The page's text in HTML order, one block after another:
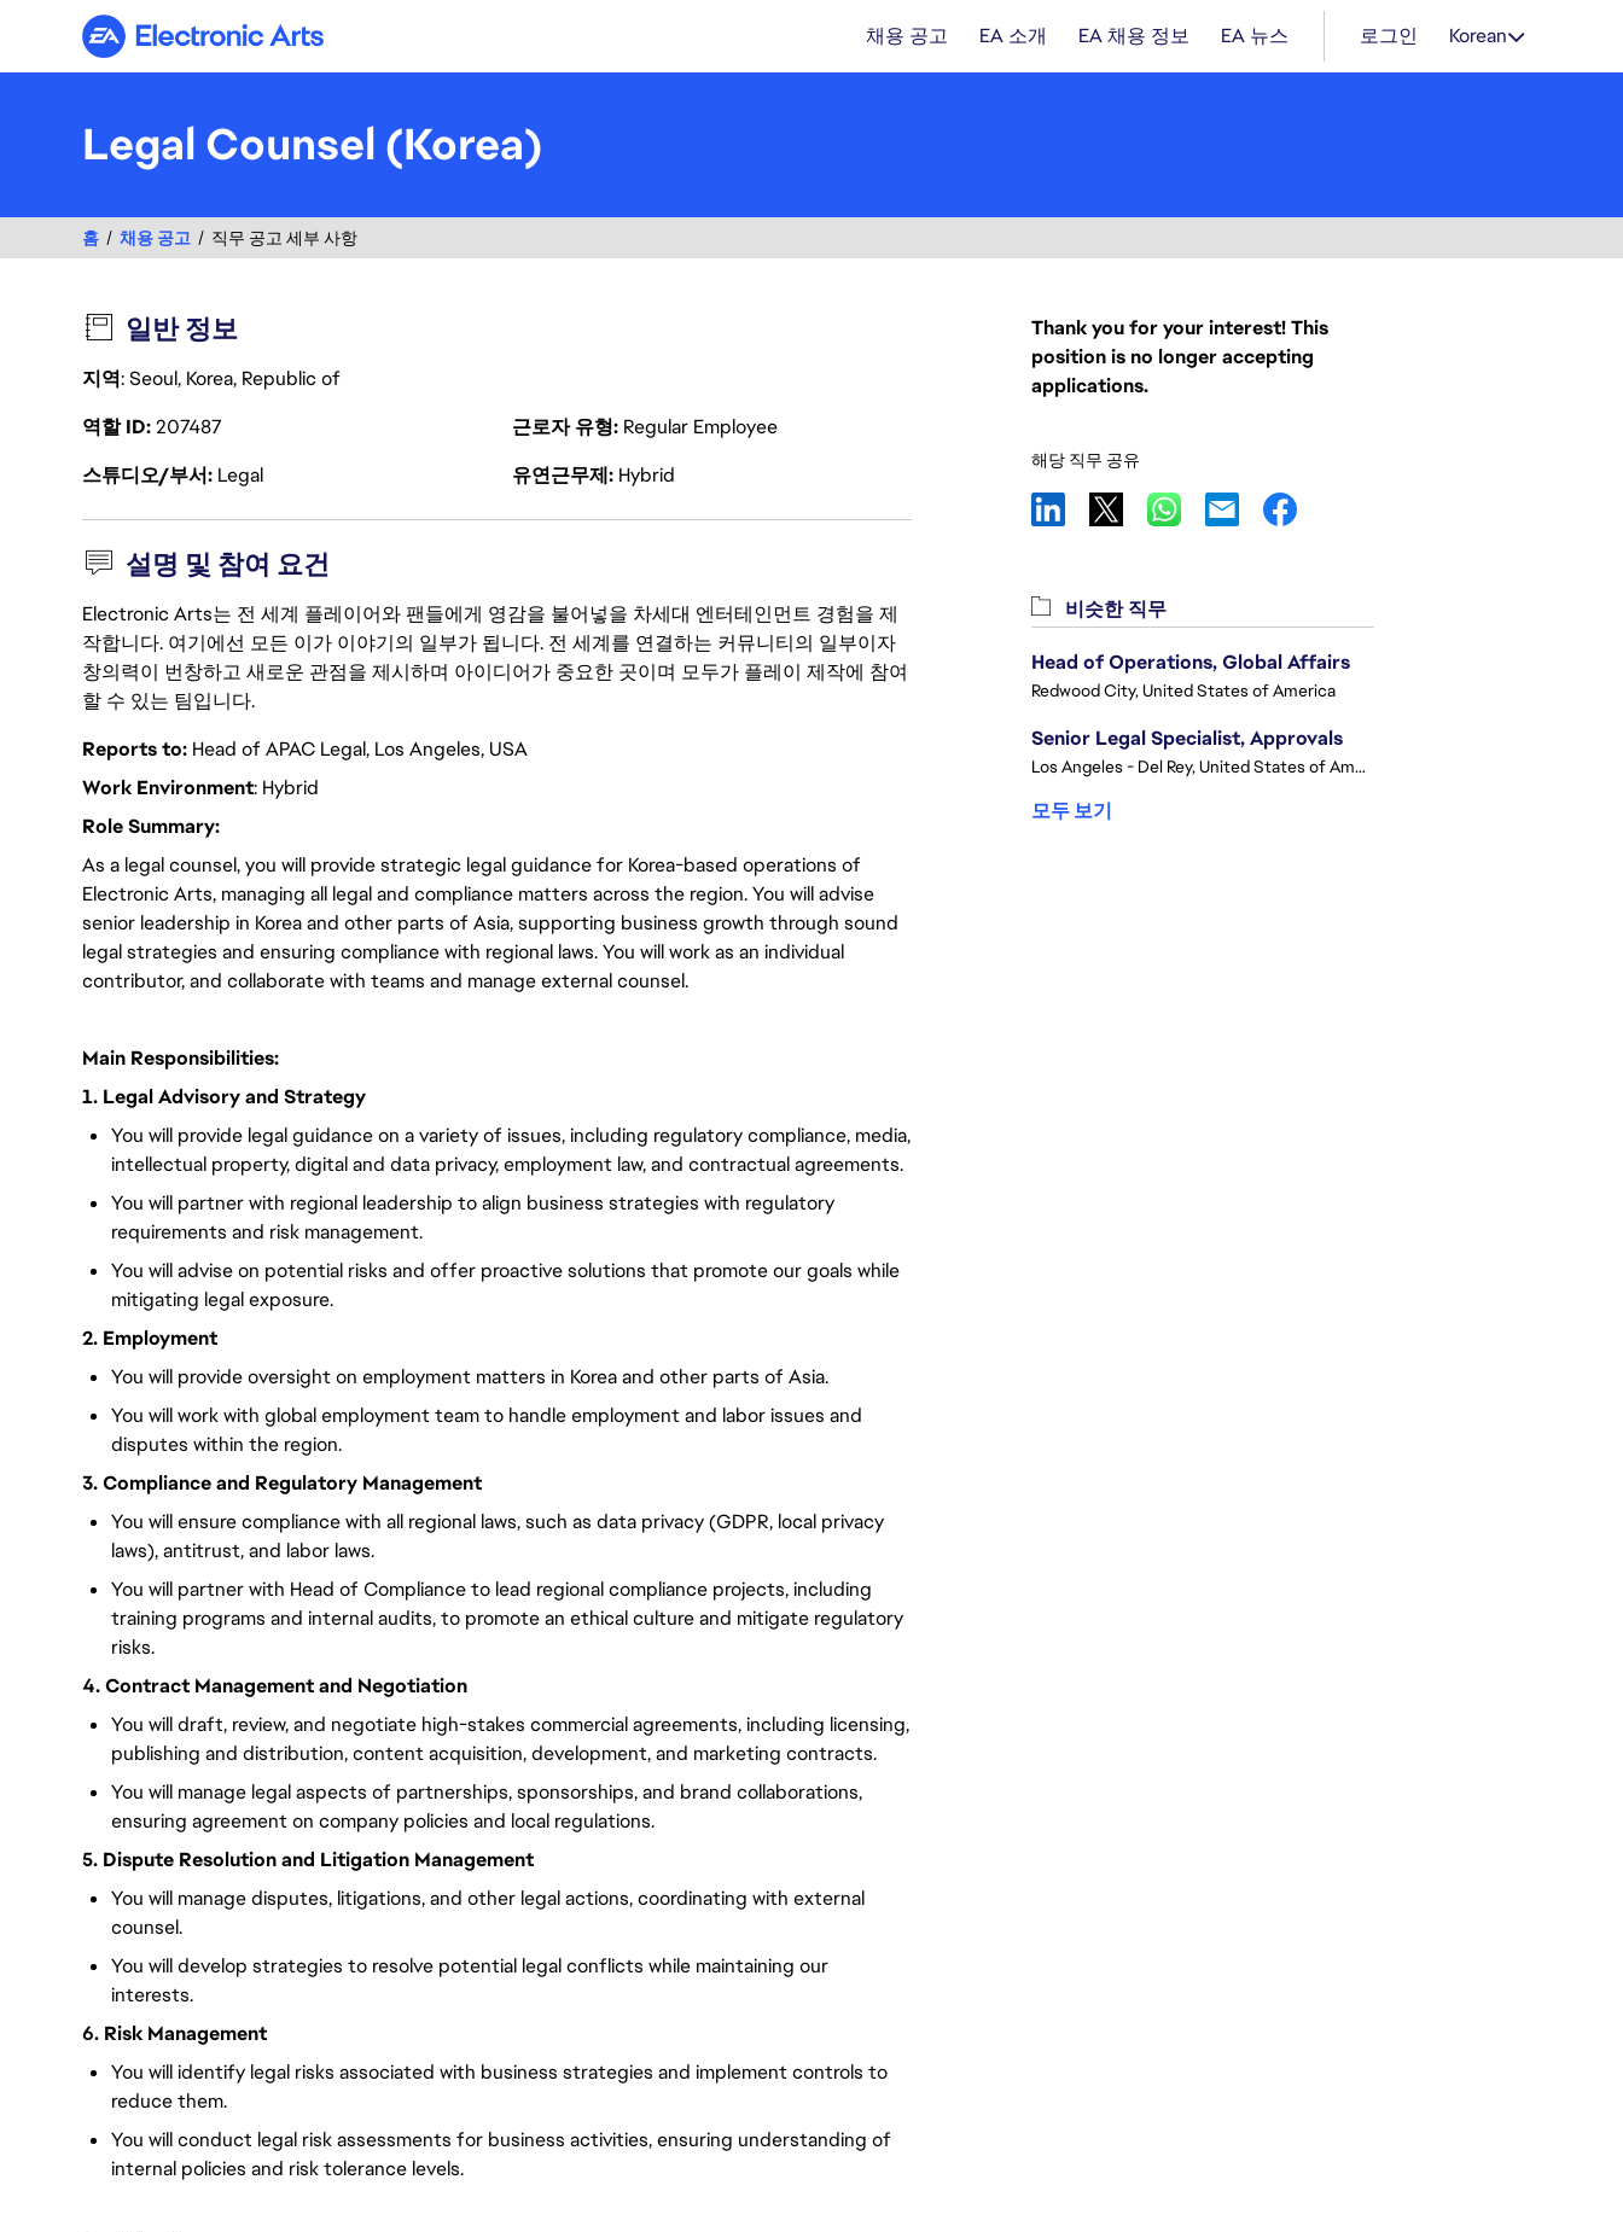
Electronic Arts 채용 공고 EA 소개 EA 채용 정보 EA 뉴스 로그인 Korean
Legal Counsel (Korea)
홈 채용 공고 직무 공고 세부 사항
일반 정보
지역: Seoul, Korea, Republic of
역할 ID207487 근로자 유형 Regular Employee
스튜디오/부서 Legal 유연근무제 Hybrid
설명 및 참여 요건
Electronic Arts는 전 세계 플레이어와 팬들에게 영감을 불어넣을 차세대 엔터테인먼트 경험을 제
작합니다. 여기에선 모든 이가 이야기의 일부가 됩니다. 전 세계를 연결하는 커뮤니티의 일부이자
창의력이 번창하고 새로운 관점을 제시하며 아이디어가 중요한 곳이며 모두가 플레이 제작에 참여
할 수 있는 팀입니다.
Reports to: Head of APAC Legal, Los Angeles, USA
Work Environment: Hybrid
Role Summary:
As a legal counsel, you will provide strategic legal guidance for Korea-based operations of
Electronic Arts, managing all legal and compliance matters across the region. You will advise
senior leadership in Korea and other parts of Asia, supporting business growth through sound
legal strategies and ensuring compliance with regional laws. You will work as an individual
contributor, and collaborate with teams and manage external counsel.
Main Responsibilities:
1. Legal Advisory and Strategy
You will provide legal guidance on a variety of issues, including regulatory compliance, media,
intellectual property, digital and data privacy, employment law, and contractual agreements.
You will partner with regional leadership to align business strategies with regulatory
requirements and risk management.
You will advise on potential risks and offer proactive solutions that promote our goals while
mitigating legal exposure.
2. Employment
You will provide oversight on employment matters in Korea and other parts of Asia.
You will work with global employment team to handle employment and labor issues and
disputes within the region.
3. Compliance and Regulatory Management
You will ensure compliance with all regional laws, such as data privacy (GDPR, local privacy
laws), antitrust, and labor laws.
You will partner with Head of Compliance to lead regional compliance projects, including
training programs and internal audits, to promote an ethical culture and mitigate regulatory
risks.
4. Contract Management and Negotiation
You will draft, review, and negotiate high-stakes commercial agreements, including licensing,
publishing and distribution, content acquisition, development, and marketing contracts.
You will manage legal aspects of partnerships, sponsorships, and brand collaborations,
ensuring agreement on company policies and local regulations.
5. Dispute Resolution and Litigation Management
You will manage disputes, litigations, and other legal actions, coordinating with external
counsel.
You will develop strategies to resolve potential legal conflicts while maintaining our
interests.
6. Risk Management
You will identify legal risks associated with business strategies and implement controls to
reduce them.
You will conduct legal risk assessments for business activities, ensuring understanding of
internal policies and risk tolerance levels.
Thank you for your interest! This
position is no longer accepting
applications.
해당 직무 공유
비슷한 직무
Head of Operations, Global Affairs
Redwood City, United States of America
Senior Legal Specialist, Approvals
Los Angeles - Del Rey, United States of America
모두 보기